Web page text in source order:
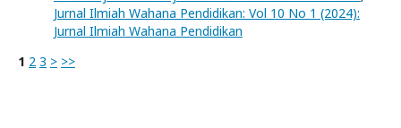
Jurnal Ilmiah Wahana Pendidikan: Vol 10 No 1 (2024):
Jurnal Ilmiah Wahana Pendidikan
1 2 3 > >>